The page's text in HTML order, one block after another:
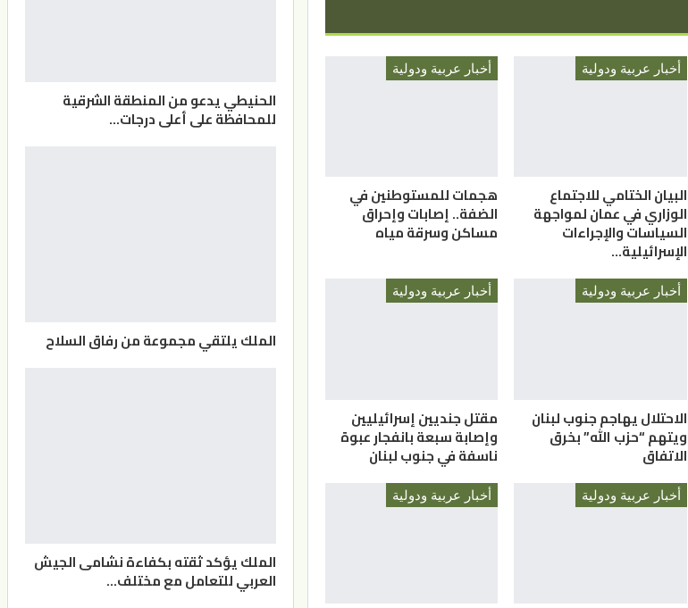
أخبار عربية ودولية
البيان الختامي للاجتماع
الوزاري في عمان لمواجهة
السياسات والإجراءات
الإسرائيلية…
أخبار عربية ودولية
هجمات للمستوطنين في
الضفة.. إصابات وإحراق
مساكن وسرقة مياه
أخبار عربية ودولية
الاحتلال يهاجم جنوب لبنان
ويتهم “حزب الله” بخرق
الاتفاق
أخبار عربية ودولية
مقتل جنديين إسرائيليين
وإصابة سبعة بانفجار عبوة
ناسفة في جنوب لبنان
أخبار عربية ودولية أخبار عربية ودولية
الحنيطي يدعو من المنطقة الشرقية
للمحافظة على أعلى درجات…
الملك يلتقي مجموعة من رفاق السلاح
الملك يؤكد ثقته بكفاءة نشامى الجيش
العربي للتعامل مع مختلف…